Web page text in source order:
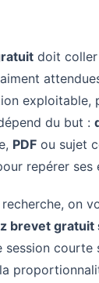
doit coller
exploitable,
du but :
PDF ou sujet
repérer ses
on
brevet gratuit
courte